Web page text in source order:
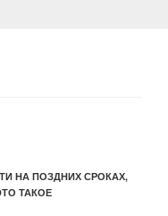
НА ПОЗДНИХ СРОКАХ,
ТАКОЕ